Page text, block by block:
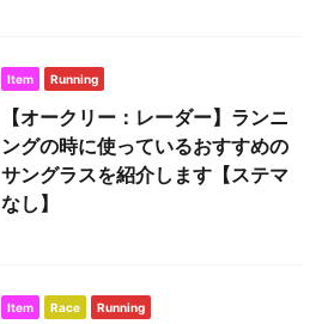
Item Running
【オークリー：レーダー】ランニ
ングの時に使っているおすすめの
サングラスを紹介します【ステマ
なし】
Item Race Running